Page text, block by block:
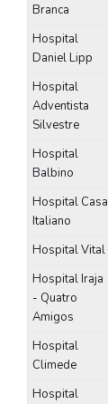
Branca
Hospital
Daniel Lipp
Hospital
Adventista
Silvestre
Hospital
Balbino
Hospital Casa
Italiano
Hospital Vital
Hospital Iraja
- Quatro
Amigos
Hospital
Climede
Hospital